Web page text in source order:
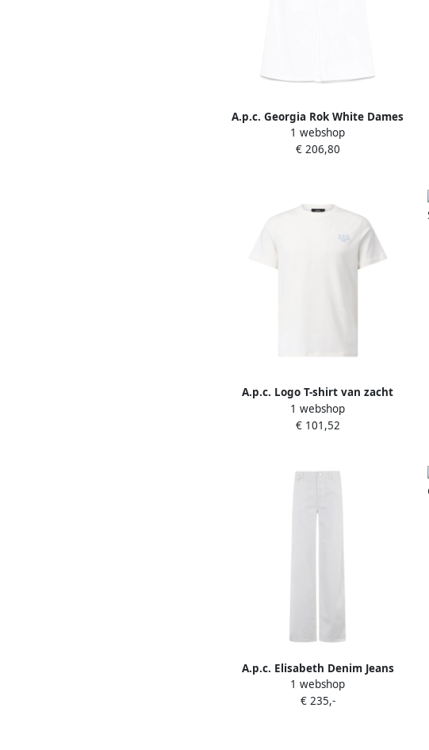
A.p.c. Georgia Rok White Dames
1 webshop
€ 206,80
A.p.c. Logo T-shirt van zacht
katoen rechte pasvorm White
1 webshop
€ 101,52
A.p.c. Elisabeth Denim Jeans
White Dames
1 webshop
€ 235,-